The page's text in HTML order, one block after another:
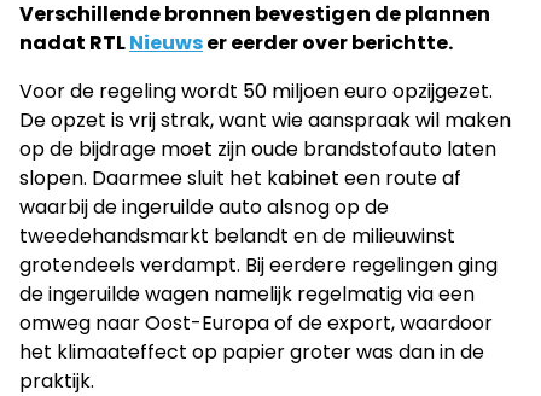
Verschillende bronnen bevestigen de plannen
nadat RTLNieuwser eerder over berichtte.
Voor de regeling wordt 50 miljoen euro opzijgezet.
De opzet is vrij strak, want wie aanspraak wil maken
op de bijdrage moet zijn oude brandstofauto laten
slopen. Daarmee sluit het kabinet een route af
waarbij de ingeruilde auto alsnog op de
tweedehandsmarkt belandt en de milieuwinst
grotendeels verdampt. Bij eerdere regelingen ging
de ingeruilde wagen namelijk regelmatig via een
omweg naar Oost-Europa of de export, waardoor
het klimaateffect op papier groter was dan in de
praktijk.